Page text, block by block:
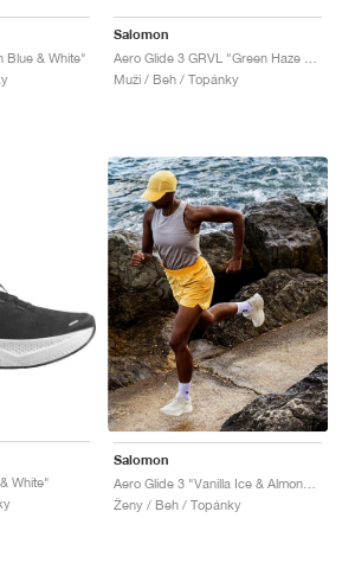
Blue & White"
Salomon
Muži / Beh / Topánky
White"
Salomon
Ženy / Beh / Topánky